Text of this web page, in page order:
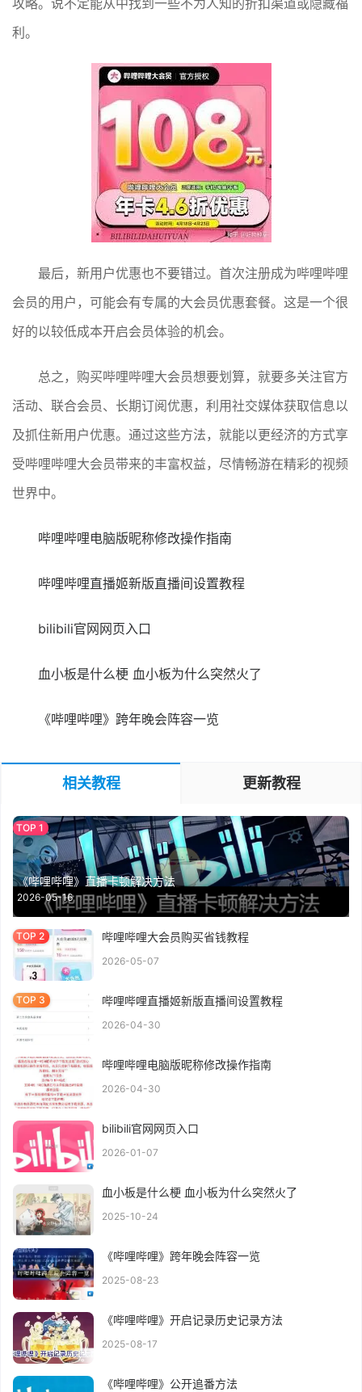
攻略。说不定能从中找到一些不为人知的折扣渠道或隐藏福
利。
最后，新用户优惠也不要错过。首次注册成为哔哩哔哩
会员的用户，可能会有专属的大会员优惠套餐。这是一个很
好的以较低成本开启会员体验的机会。
总之，购买哔哩哔哩大会员想要划算，就要多关注官方
活动、联合会员、长期订阅优惠，利用社交媒体获取信息以
及抓住新用户优惠。通过这些方法，就能以更经济的方式享
受哔哩哔哩大会员带来的丰富权益，尽情畅游在精彩的视频
世界中。
哔哩哔哩电脑版昵称修改操作指南
哔哩哔哩直播姬新版直播间设置教程
bilibili官网网页入口
血小板是什么梗 血小板为什么突然火了
《哔哩哔哩》跨年晚会阵容一览
相关教程 更新教程
《哔哩哔哩》直播卡顿解决方法
2026-05-16
哔哩哔哩大会员购买省钱教程
2026-05-07
哔哩哔哩直播姬新版直播间设置教程
2026-04-30
哔哩哔哩电脑版昵称修改操作指南
2026-04-30
bilibili官网网页入口
2026-01-07
血小板是什么梗 血小板为什么突然火了
2025-10-24
《哔哩哔哩》跨年晚会阵容一览
2025-08-23
《哔哩哔哩》开启记录历史记录方法
2025-08-17
《哔哩哔哩》公开追番方法